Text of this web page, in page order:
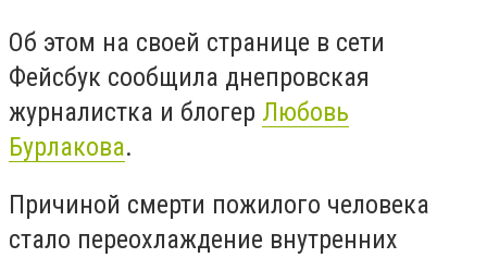
Об этом на своей странице в сети
Фейсбук сообщила днепровская
журналистка и блогер Любовь
Бурлакова.
Причиной смерти пожилого человека
стало переохлаждение внутренних